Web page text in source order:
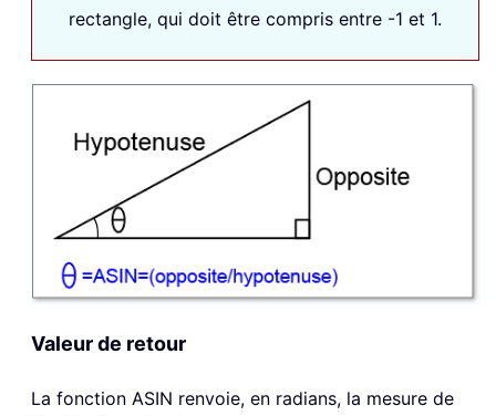
rectangle, qui doit être compris entre -1 et 1.
Valeur de retour
La fonction ASIN renvoie, en radians, la mesure de